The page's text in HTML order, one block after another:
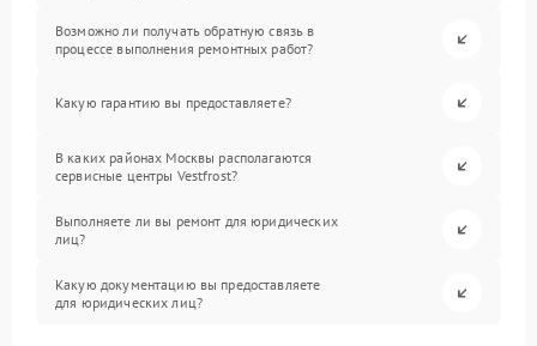
Возможно ли получать обратную связь в
процессе выполнения ремонтных работ?
Какую гарантию вы предоставляете?
В каких районах Москвы располагаются
сервисные центры Vestfrost?
Выполняете ли вы ремонт для юридических
лиц?
Какую документацию вы предоставляете
для юридических лиц?